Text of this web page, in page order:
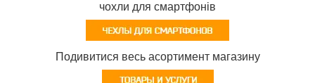
чохли для смартфонів
Подивитися весь асортимент магазину